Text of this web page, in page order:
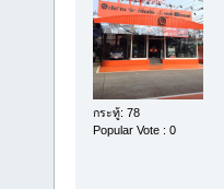
กระทู้: 78
Popular Vote : 0